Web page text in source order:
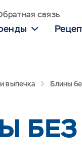
связь
выпечка Блины